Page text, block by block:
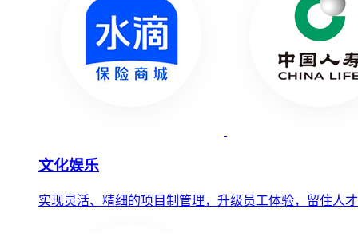
文化娱乐
实现灵活、精细的项目制管理，升级员工体验，留住人才